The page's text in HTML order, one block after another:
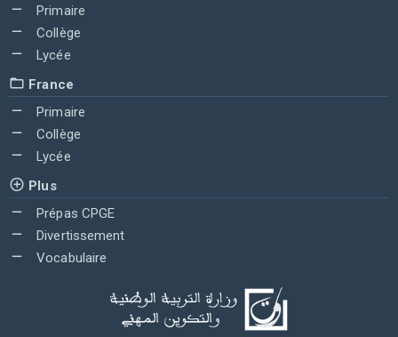
Primaire
Collège
Lycée
France
Primaire
Collège
Lycée
Plus
Prépas CPGE
Divertissement
Vocabulaire